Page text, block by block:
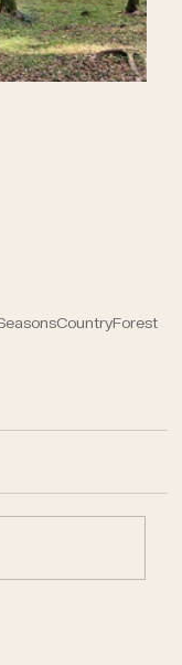
CountryForest